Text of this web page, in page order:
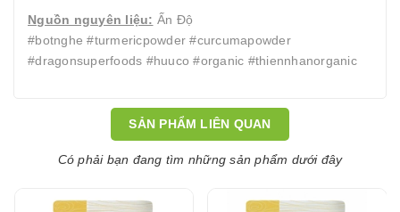
Nguồn nguyên liệu: Ấn Độ
#botnghe #turmericpowder #curcumapowder
#dragonsuperfoods #huuco #organic #thiennhanorganic
SẢN PHẨM LIÊN QUAN
Có phải bạn đang tìm những sản phẩm dưới đây